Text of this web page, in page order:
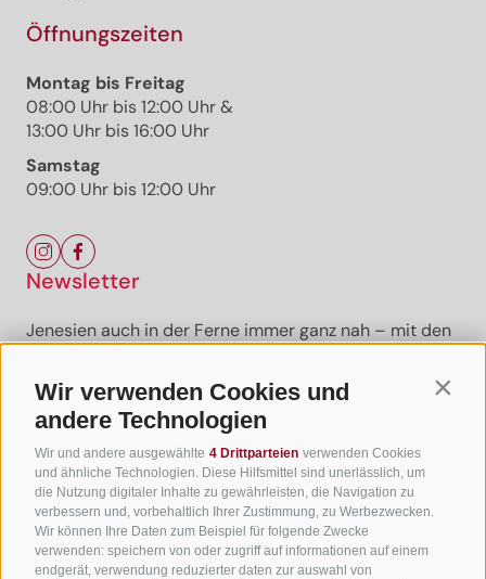
Wir verwenden Cookies und
andere Technologien
Wir und andere ausgewählte 4 Drittparteien verwenden Cookies
und ähnliche Technologien. Diese Hilfsmittel sind unerlässlich, um
die Nutzung digitaler Inhalte zu gewährleisten, die Navigation zu
verbessern und, vorbehaltlich Ihrer Zustimmung, zu Werbezwecken.
Wir können Ihre Daten zum Beispiel für folgende Zwecke
verwenden: speichern von oder zugriff auf informationen auf einem
endgerät, verwendung reduzierter daten zur auswahl von
Öffnungszeiten
Montag bis Freitag
08:00 Uhr bis 12:00 Uhr &
13:00 Uhr bis 16:00 Uhr
Samstag
09:00 Uhr bis 12:00 Uhr
Newsletter
Jenesien auch in der Ferne immer ganz nah – mit den
Ferienregion.
Newsletter anmelden
Nützliche Links